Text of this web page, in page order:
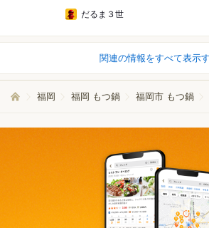
だるま３世
関連の情報をすべて表示
福岡 福岡 もつ鍋 福岡市 もつ鍋